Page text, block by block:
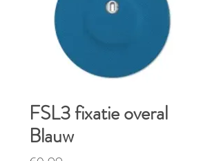
FSL3 fixatie overal
Blauw